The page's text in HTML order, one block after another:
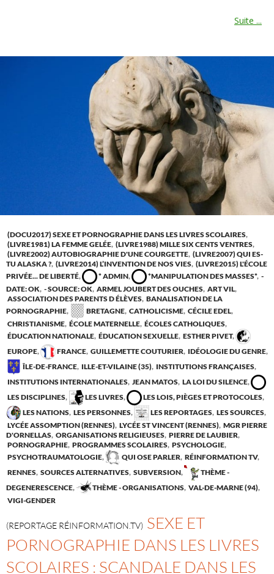
Suite ...
(DOCU2017) SEXE ET PORNOGRAPHIE DANS LES LIVRES SCOLAIRES,
(LIVRE1981) LA FEMME GELÉE, (LIVRE1988) MILLE SIX CENTS VENTRES,
(LIVRE2002) AUTOBIOGRAPHIE D'UNE COURGETTE, (LIVRE2007) QUI ES-
TU ALASKA ?, (LIVRE2014) L’INVENTION DE NOS VIES, (LIVRE2015) L'ÉCOLE
PRIVÉE... DE LIBERTÉ, * ADMIN, *MANIPULATION DES MASSES*, -
DATE: OK, - SOURCE: OK, ARMEL JOUBERT DES OUCHES, ART VIL,
ASSOCIATION DES PARENTS D ÉLÈVES, BANALISATION DE LA
PORNOGRAPHIE, BRETAGNE, CATHOLICISME, CÉCILE EDEL,
CHRISTIANISME, ÉCOLE MATERNELLE, ÉCOLES CATHOLIQUES,
ÉDUCATION NATIONALE, ÉDUCATION SEXUELLE, ESTHER PIVET,
EUROPE, FRANCE, GUILLEMETTE COUTURIER, IDÉOLOGIE DU GENRE,
ÎLE-DE-FRANCE, ILLE-ET-VILAINE (35), INSTITUTIONS FRANÇAISES,
INSTITUTIONS INTERNATIONALES, JEAN MATOS, LA LOI DU SILENCE,
LES DISCIPLINES, LES LIVRES, LES LOIS, PIÈGES ET PROTOCOLES,
LES NATIONS, LES PERSONNES, LES REPORTAGES, LES SOURCES,
LYCÉE ASSOMPTION (RENNES), LYCÉE ST VINCENT (RENNES), MGR PIERRE
D'ORNELLAS, ORGANISATIONS RELIGIEUSES, PIERRE DE LAUBIER,
PORNOGRAPHIE, PROGRAMMES SCOLAIRES, PSYCHOLOGIE,
PSYCHOTRAUMATOLOGIE, QUI OSE PARLER, RÉINFORMATION TV,
RENNES, SOURCES ALTERNATIVES, SUBVERSION,
THÈME -
DEGENERESCENCE, THÈME - ORGANISATIONS, VAL-DE-MARNE (94),
VIGI-GENDER
(REPORTAGE RÉINFORMATION.TV) SEXE ET
PORNOGRAPHIE DANS LES LIVRES
SCOLAIRES : SCANDALE DANS LES